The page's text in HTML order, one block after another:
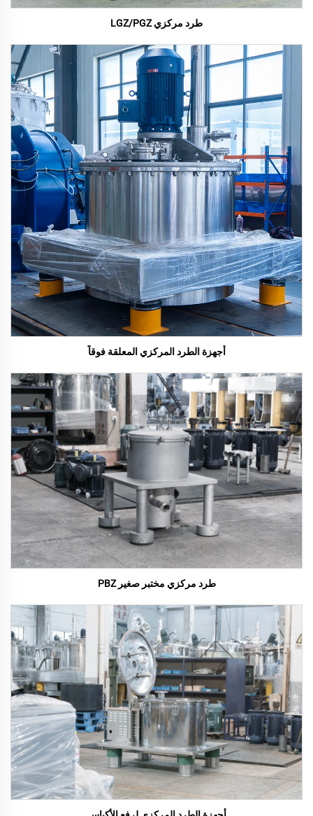
طرد مركزي LGZ/PGZ
أجهزة الطرد المركزي المعلقة فوقاً
طرد مركزي مختبر صغير PBZ